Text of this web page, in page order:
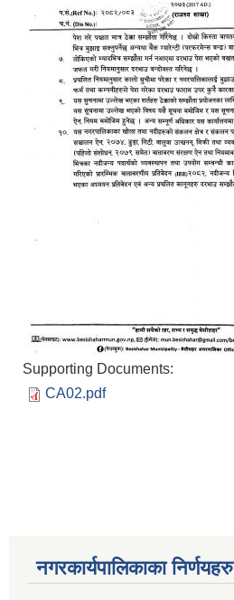
Supporting Documents:
CA02.pdf
नगरकार्यपालिकाका निर्णयहरु